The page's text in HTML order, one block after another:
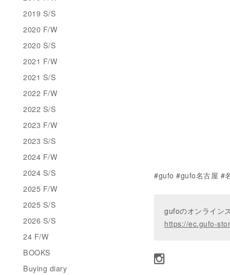
#gufo #gufo名古屋 #
gufoのオンライン
https://ec.gufo-
2019 S/S
2020 F/W
2020 S/S
2021 F/W
2021 S/S
2022 F/W
2022 S/S
2023 F/W
2023 S/S
2024 F/W
2024 S/S
2025 F/W
2025 S/S
2026 S/S
24 F/W
BOOKS
Buying diary